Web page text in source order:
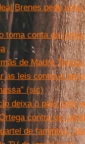
Brenes pede
toma conta da
de Madre
as leis contra o
(sic)
deixa o país sem
contra os
de famintos,